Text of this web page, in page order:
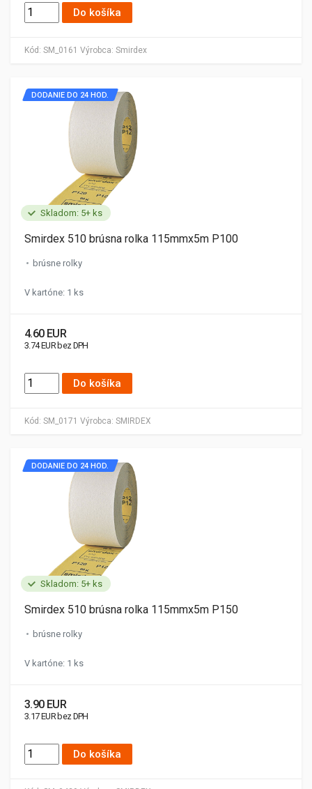
Kód: SM_0161 Výrobca: Smirdex
Do košíka
Skladom: 5+ ks
Kód: SM_0171 Výrobca: SMIRDEX
DODANIE DO 24 HOD.
Smirdex 510 brúsna rolka 115mmx5m P100
brúsne rolky
V kartóne: 1 ks
4.60 EUR
3.74 EUR bez DPH
Do košíka
Skladom: 5+ ks
DODANIE DO 24 HOD.
Smirdex 510 brúsna rolka 115mmx5m P150
brúsne rolky
V kartóne: 1 ks
3.90 EUR
3.17 EUR bez DPH
Do košíka